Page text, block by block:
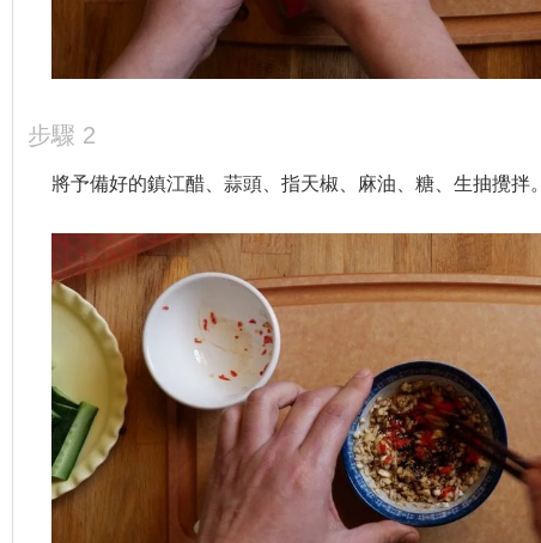
2
將予備好的鎮江醋、蒜頭、指天椒、麻油、糖、生抽攪拌。